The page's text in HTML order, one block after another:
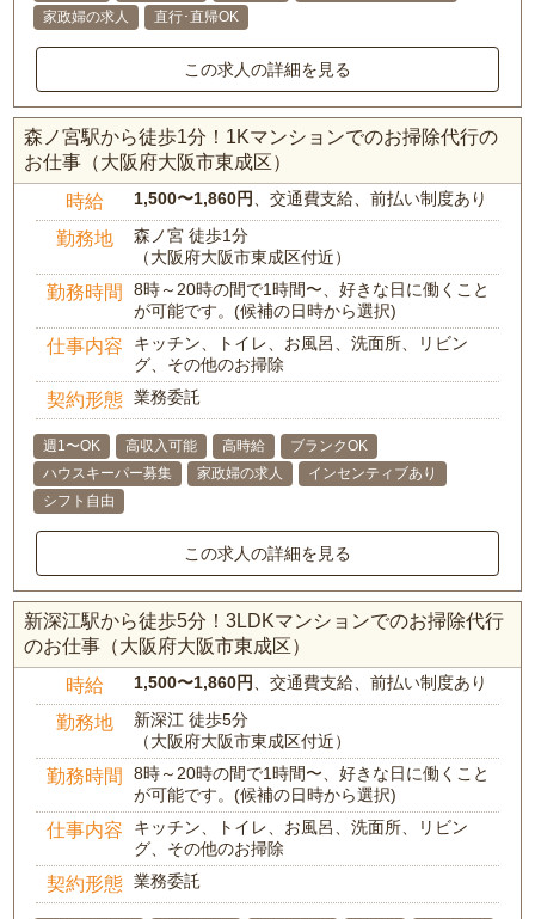
家政婦の求人 直行･直帰OK
この求人の詳細を見る
森ノ宮駅から徒歩1分！1Kマンションでのお掃除代行の
お仕事（大阪府大阪市東成区）
時給 1,500〜1,860円 、交通費支給、前払い制度あり
勤務地
森ノ宮 徒歩1分
（大阪府大阪市東成区付近）
勤務時間
8時～20時の間で1時間〜、好きな日に働くこと
が可能です。(候補の日時から選択)
仕事内容
キッチン、トイレ、お風呂、洗面所、リビン
グ、その他のお掃除
契約形態 業務委託
週1〜OK 高収入可能 高時給
ブランクOK
ハウスキーパー募集
家政婦の求人
インセンティブあり
シフト自由
この求人の詳細を見る
新深江駅から徒歩5分！3LDKマンションでのお掃除代行
のお仕事（大阪府大阪市東成区）
時給 1,500〜1,860円 、交通費支給、前払い制度あり
勤務地
新深江 徒歩5分
（大阪府大阪市東成区付近）
勤務時間
8時～20時の間で1時間〜、好きな日に働くこと
が可能です。(候補の日時から選択)
仕事内容
キッチン、トイレ、お風呂、洗面所、リビン
グ、その他のお掃除
契約形態 業務委託